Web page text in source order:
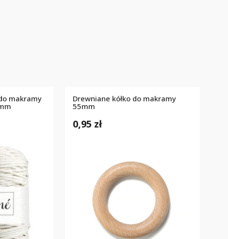
makramy
Drewniane kółko do makramy
55mm
0,95 zł